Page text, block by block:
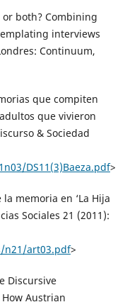
both? Combining
interviews
Continuum,
que compiten
que vivieron
& Sociedad
DS11(3)Baeza.pdf>
memoria en ‘La Hija
Sociales 21 (2011):
n21/art03.pdf>
Discursive
Austrian